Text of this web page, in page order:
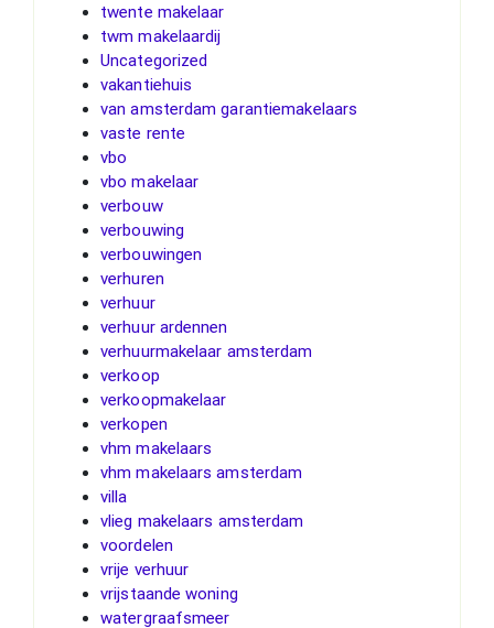
twente makelaar
twm makelaardij
Uncategorized
vakantiehuis
van amsterdam garantiemakelaars
vaste rente
vbo
vbo makelaar
verbouw
verbouwing
verbouwingen
verhuren
verhuur
verhuur ardennen
verhuurmakelaar amsterdam
verkoop
verkoopmakelaar
verkopen
vhm makelaars
vhm makelaars amsterdam
villa
vlieg makelaars amsterdam
voordelen
vrije verhuur
vrijstaande woning
watergraafsmeer